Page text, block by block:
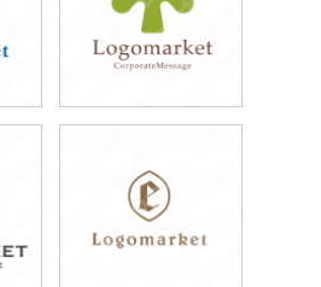
49,800円
(税込54,780円)